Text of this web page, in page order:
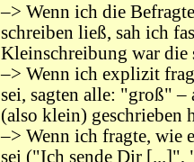
–> Wenn ich die
schreiben ließ, sah ich
Kleinschreibung war die
–> Wenn ich explizit
sei, sagten alle: "groß"
(also klein) geschrieben
–> Wenn ich fragte, wie
sei ("Ich sende Dir [...]",